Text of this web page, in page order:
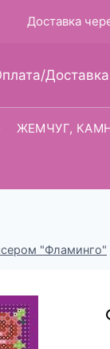
Доставка
ЖЕМЧУГ,
"Фламинго"
Доставка